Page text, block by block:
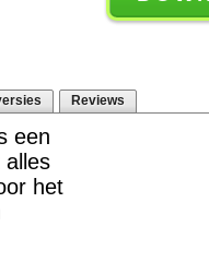
Reviews
een
alles
het